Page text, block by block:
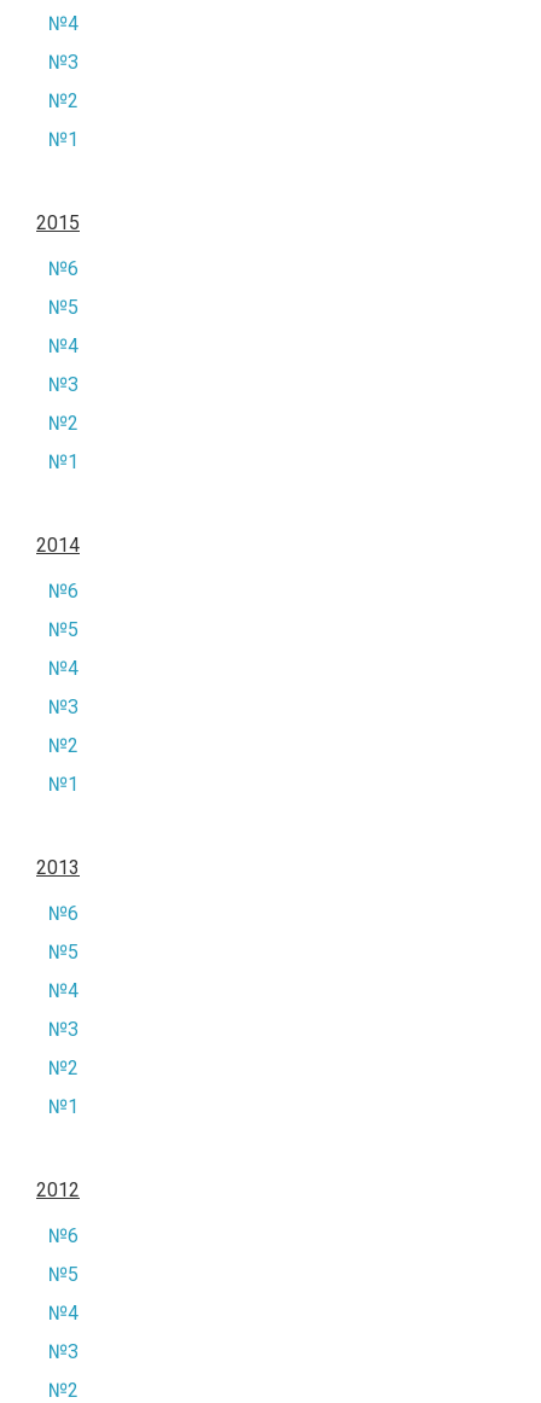
№4
№3
№2
№1
2015
№6
№5
№4
№3
№2
№1
2014
№6
№5
№4
№3
№2
№1
2013
№6
№5
№4
№3
№2
№1
2012
№6
№5
№4
№3
№2